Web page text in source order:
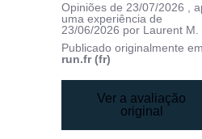
Opiniões de23/07/2026 ,
uma experiência de
23/06/2026 por Laurent M.
Publicado originalmente
run.fr (fr)
Ver a avaliação
original